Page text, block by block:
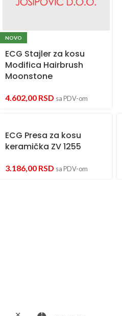
NOVO
ECG Stajler za kosu
Modifica Hairbrush
Moonstone
4.602,00 RSD sa PDV-om
ECG Presa za kosu
keramička ZV 1255
3.186,00 RSD sa PDV-om